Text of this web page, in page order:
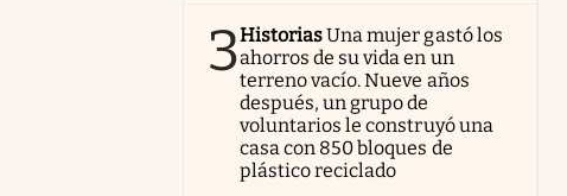
3HistoriasUna mujer gastó los
ahorros de su vida en un
terreno vacío. Nueve años
después, un grupo de
voluntarios le construyó una
casa con 850 bloques de
plástico reciclado